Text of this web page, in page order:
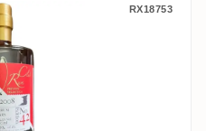
Private Selection Ed.
RX18753